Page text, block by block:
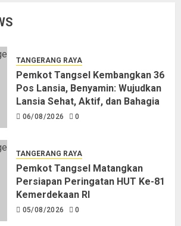
TANGERANG RAYA
Pemkot Tangsel Kembangkan 36
Pos Lansia, Benyamin: Wujudkan
Lansia Sehat, Aktif, dan Bahagia
06/08/2026 0
TANGERANG RAYA
Pemkot Tangsel Matangkan
Persiapan Peringatan HUT Ke-81
Kemerdekaan RI
05/08/2026 0